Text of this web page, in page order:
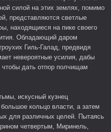
силой на этих землях, помимо
представляются светлые
находящиеся на пике своего
Обладающий даром
Гиль-Галад, предвидя
невероятные усилия, дабы
чтобы дать отпор полчищам
искусный кузнец
кольцо власти, а затем
для различных целей. Пытаясь
четвертым, Миринель,